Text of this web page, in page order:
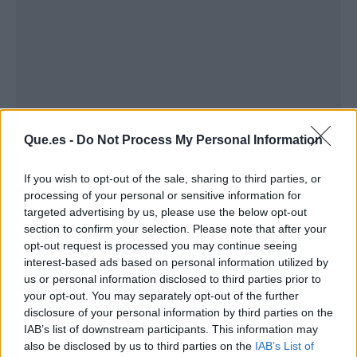
Que.es - Do Not Process My Personal Information
If you wish to opt-out of the sale, sharing to third parties, or
processing of your personal or sensitive information for
targeted advertising by us, please use the below opt-out
section to confirm your selection. Please note that after your
opt-out request is processed you may continue seeing
interest-based ads based on personal information utilized by
us or personal information disclosed to third parties prior to
your opt-out. You may separately opt-out of the further
disclosure of your personal information by third parties on the
IAB’s list of downstream participants. This information may
also be disclosed by us to third parties on the IAB’s List of
Santiago y sucity tour
Una buena opción para tener una visión
general de lo que Santiago tiene para ofrecer a
sus visitantes es el city tour. Es un recorrido en
camioneta por diversos atractivos turísticos y
barrios de la ciudad, donde un guía local cuenta
un poco sobre su historia, peculiaridades y
curiosidades.